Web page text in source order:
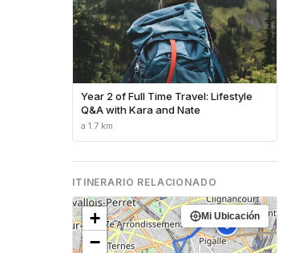
Year 2 of Full Time Travel: Lifestyle
Q&A with Kara and Nate
a 1.7 km
ITINERARIO RELACIONADO
6
+
−
Mi Ubicación